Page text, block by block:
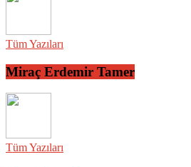
Tüm Yazıları
Miraç Erdemir Tamer
Tüm Yazıları